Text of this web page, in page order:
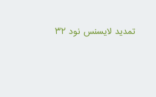
تمدید لایسنس نود ۳۲